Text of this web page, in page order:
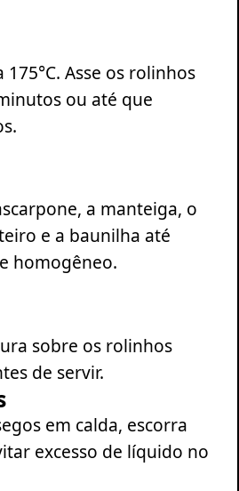
Asse os rolinhos
ou até que
a manteiga, o
e a baunilha até
homogêneo.
sobre os rolinhos
de servir.
em calda, escorra
excesso de líquido no